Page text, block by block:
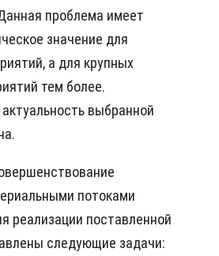
проблема имеет
значение для
а для крупных
тем более.
выбранной
потоками
реализации поставленной
следующие задачи: